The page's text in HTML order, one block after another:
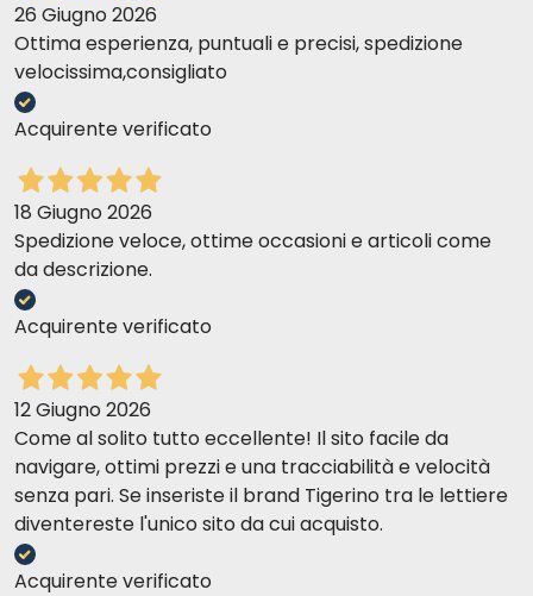
26 Giugno 2026
Ottima esperienza, puntuali e precisi, spedizione
velocissima,consigliato
Acquirente verificato
18 Giugno 2026
Spedizione veloce, ottime occasioni e articoli come
da descrizione.
Acquirente verificato
12 Giugno 2026
Come al solito tutto eccellente! Il sito facile da
navigare, ottimi prezzi e una tracciabilità e velocità
senza pari. Se inseriste il brand Tigerino tra le lettiere
diventereste l'unico sito da cui acquisto.
Acquirente verificato